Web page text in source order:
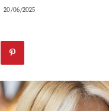
20/06/2025